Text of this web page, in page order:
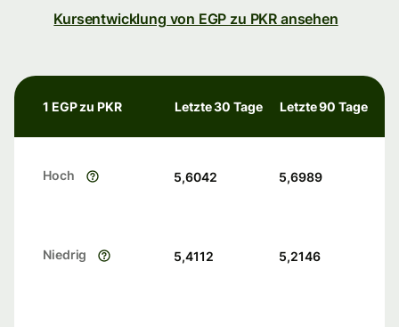
Kursentwicklung von EGP zu PKR ansehen
1 EGP zu PKR Letzte 30 Tage Letzte 90 Tage
Hoch 5,6042 5,6989
Niedrig 5,4112 5,2146